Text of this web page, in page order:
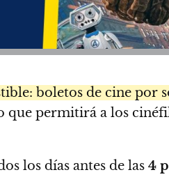
boletos de cine por
que permitirá a los
los días antes de las 4